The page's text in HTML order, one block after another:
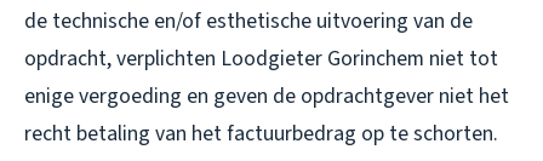
de technische en/of esthetische uitvoering van de
opdracht, verplichten Loodgieter Gorinchem niet tot
enige vergoeding en geven de opdrachtgever niet het
recht betaling van het factuurbedrag op te schorten.